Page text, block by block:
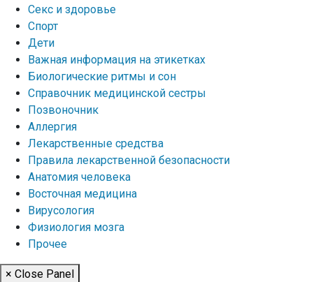
Секс и здоровье
Спорт
Дети
Важная информация на этикетках
Биологические ритмы и сон
Справочник медицинской сестры
Позвоночник
Аллергия
Лекарственные средства
Правила лекарственной безопасности
Aнатомия человека
Восточная медицина
Вирусология
Физиология мозга
Прочее
× Close Panel